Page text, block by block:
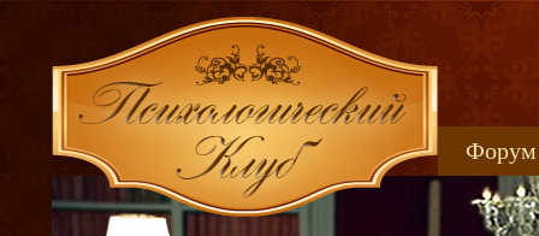
Форум